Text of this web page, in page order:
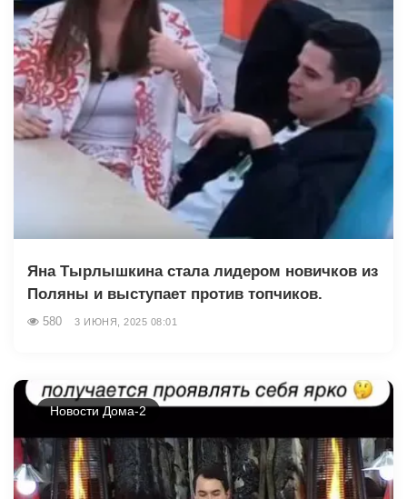
Яна Тырлышкина стала лидером новичков из
Поляны и выступает против топчиков.
580 3 ИЮНЯ, 2025 08:01
Новости Дома-2